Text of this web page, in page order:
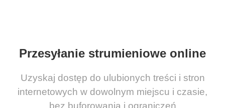
Przesyłanie strumieniowe online
Uzyskaj dostęp do ulubionych treści i stron
internetowych w dowolnym miejscu i czasie,
bez buforowania i ograniczeń